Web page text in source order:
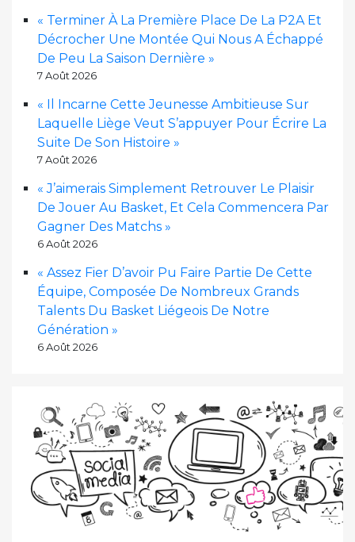
« Terminer À La Première Place De La P2A Et
Décrocher Une Montée Qui Nous A Échappé
De Peu La Saison Dernière »
7 Août 2026
« Il Incarne Cette Jeunesse Ambitieuse Sur
Laquelle Liège Veut S’appuyer Pour Écrire La
Suite De Son Histoire »
7 Août 2026
« J’aimerais Simplement Retrouver Le Plaisir
De Jouer Au Basket, Et Cela Commencera Par
Gagner Des Matchs »
6 Août 2026
« Assez Fier D’avoir Pu Faire Partie De Cette
Équipe, Composée De Nombreux Grands
Talents Du Basket Liégeois De Notre
Génération »
6 Août 2026